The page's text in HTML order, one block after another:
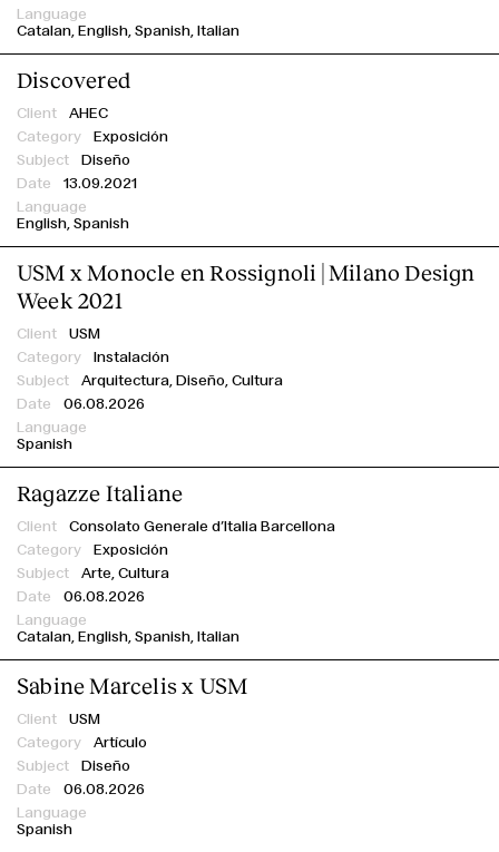
Catalan English Spanish Italian
Discovered
AHEC
Exposición
Diseño
13.09.2021
English Spanish
USM x Monocle en Rossignoli | Milano Design
Week 2021
USM
Instalación
Arquitectura, Diseño, Cultura
06.08.2026
Spanish
Ragazze Italiane
Consolato Generale d’Italia Barcellona
Exposición
Arte, Cultura
06.08.2026
Catalan English Spanish Italian
Sabine Marcelis x USM
USM
Artículo
Diseño
06.08.2026
Spanish